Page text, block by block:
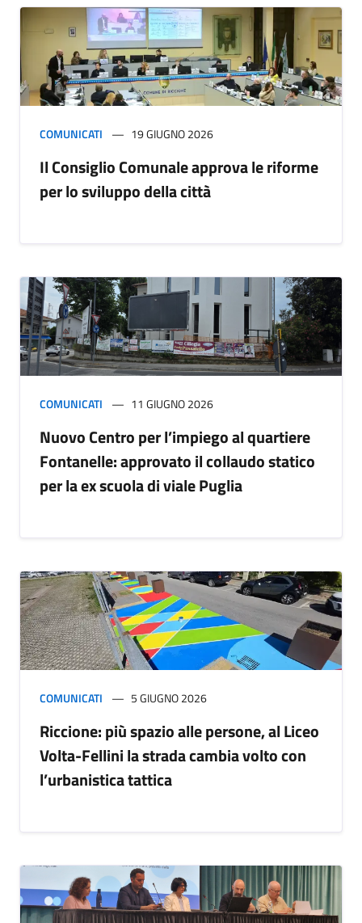
COMUNICATI 19 GIUGNO 2026
Il Consiglio Comunale approva le riforme
per lo sviluppo della città
COMUNICATI 11 GIUGNO 2026
Nuovo Centro per l’impiego al quartiere
Fontanelle: approvato il collaudo statico
per la ex scuola di viale Puglia
COMUNICATI 5 GIUGNO 2026
Riccione: più spazio alle persone, al Liceo
Volta-Fellini la strada cambia volto con
l’urbanistica tattica